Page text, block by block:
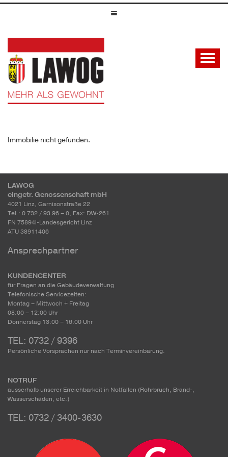
Immobilie nicht gefunden.
LAWOG
eingetr. Genossenschaft mbH
4021 Linz, Garnisonstraße 22
Tel.: 0 732 / 93 96 – 0, Fax: DW-261
FN 75894i-Landesgericht Linz
ATU 38911406
Ansprechpartner
KUNDENCENTER
für Fragen an die Gebäudeverwaltung
Telefonische Servicezeiten:
Montag – Mittwoch + Freitag
08:00 – 12:00 Uhr
Donnerstag 13:00 – 16:00 Uhr
TEL: 0732 / 9396
Persönliche Vorsprachen nur nach Terminvereinbarung.
NOTRUF
ausserhalb unserer Erreichbarkeit in Notfällen (Rohrbruch, Brand-,
Wasserschäden, etc.)
TEL: 0732 / 3400-3630